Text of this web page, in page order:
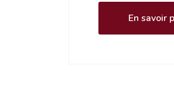
En savoir